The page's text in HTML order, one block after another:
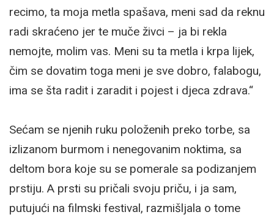
recimo, ta moja metla spašava, meni sad da reknu
radi skraćeno jer te muče živci – ja bi rekla
nemojte, molim vas. Meni su ta metla i krpa lijek,
čim se dovatim toga meni je sve dobro, falabogu,
ima se šta radit i zaradit i pojest i djeca zdrava.“
Sećam se njenih ruku položenih preko torbe, sa
izlizanom burmom i nenegovanim noktima, sa
deltom bora koje su se pomerale sa podizanjem
prstiju. A prsti su pričali svoju priču, i ja sam,
putujući na filmski festival, razmišljala o tome